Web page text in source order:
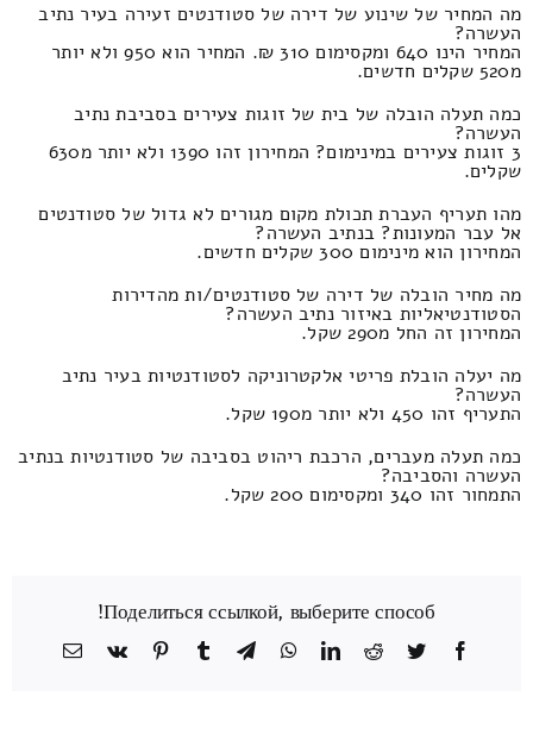
מה המחיר של שינוע של דירה של סטודנטים זעירה בעיר נתיב
העשרה?
המחיר הינו 640 ומקסימום 310 ₪. המחיר הוא 950 ולא יותר
מ520 שקלים חדשים.
כמה תעלה הובלה של בית של זוגות צעירים בסביבת נתיב
העשרה?
3 זוגות צעירים במינימום? המחירון זהו 1390 ולא יותר מ630
שקלים.
מהו תעריף העברת תכולת מקום מגורים לא גדול של סטודנטים
אל עבר המעונות? בנתיב העשרה?
המחירון הוא מינימום 300 שקלים חדשים.
מה מחיר הובלה של דירה של סטודנטים/ות מהדירות
הסטודנטיאליות באיזור נתיב העשרה?
המחירון זה החל מ290 שקל.
מה יעלה הובלת פריטי אלקטרוניקה לסטודנטיות בעיר נתיב
העשרה?
התעריף זהו 450 ולא יותר מ190 שקל.
כמה תעלה מעברים, הרכבת ריהוט בסביבה של סטודנטיות בנתיב
העשרה והסביבה?
התמחור זהו 340 ומקסימום 200 שקל.
Поделиться ссылкой, выберите способ!
Facebook
Twitter
Reddit
LinkedIn
WhatsApp
Telegram
Tumblr
Pinterest
Vk
כתובת